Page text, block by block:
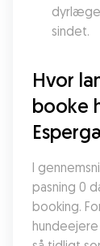
sindet.
Hvor
booke
I
pasning 0
booking.